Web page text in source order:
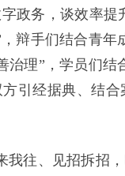
政务，谈效率
辩手们结合青
治理”，学员们
引经据典、结
我往、见招拆招